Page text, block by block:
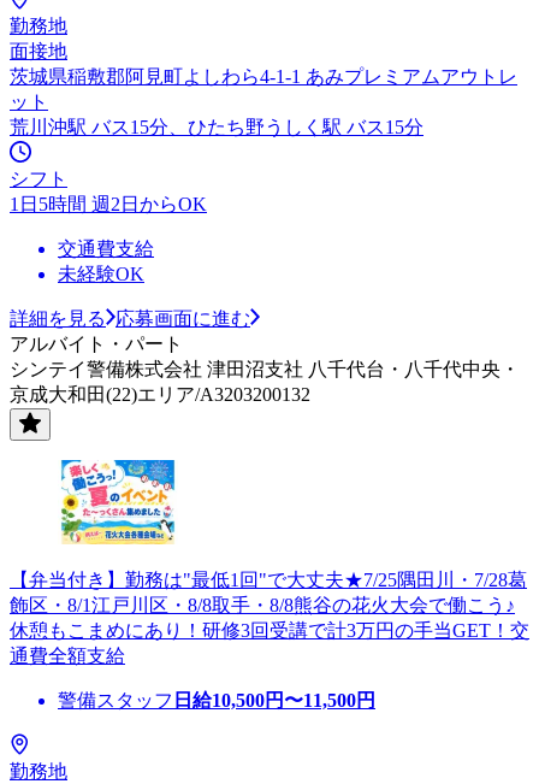
勤務地
面接地
茨城県稲敷郡阿見町よしわら4-1-1 あみプレミアムアウトレ
ット
荒川沖駅 バス15分、ひたち野うしく駅 バス15分
シフト
1日5時間 週2日からOK
交通費支給
未経験OK
詳細を見る
応募画面に進む
アルバイト・パート
シンテイ警備株式会社 津田沼支社 八千代台・八千代中央・
京成大和田(22)エリア/A3203200132
【弁当付き】勤務は"最低1回"で大丈夫★7/25隅田川・7/28葛
飾区・8/1江戸川区・8/8取手・8/8熊谷の花火大会で働こう♪
休憩もこまめにあり！研修3回受講で計3万円の手当GET！交
通費全額支給
警備スタッフ 日給10,500円〜11,500円
勤務地